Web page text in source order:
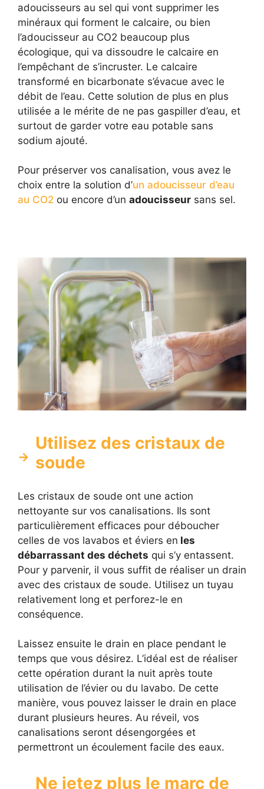
adoucisseurs au sel qui vont supprimer les
minéraux qui forment le calcaire, ou bien
l’adoucisseur au CO2 beaucoup plus
écologique, qui va dissoudre le calcaire en
l’empêchant de s’incruster. Le calcaire
transformé en bicarbonate s’évacue avec le
débit de l’eau. Cette solution de plus en plus
utilisée a le mérite de ne pas gaspiller d’eau, et
surtout de garder votre eau potable sans
sodium ajouté.
Pour préserver vos canalisation, vous avez le
choix entre la solution d’un adoucisseur d’eau
au CO2 ou encore d’un adoucisseur sans sel.
Utilisez des cristaux de
soude
Les cristaux de soude ont une action
nettoyante sur vos canalisations. Ils sont
particulièrement efficaces pour déboucher
celles de vos lavabos et éviers en les
débarrassant des déchets qui s’y entassent.
Pour y parvenir, il vous suffit de réaliser un drain
avec des cristaux de soude. Utilisez un tuyau
relativement long et perforez-le en
conséquence.
Laissez ensuite le drain en place pendant le
temps que vous désirez. L’idéal est de réaliser
cette opération durant la nuit après toute
utilisation de l’évier ou du lavabo. De cette
manière, vous pouvez laisser le drain en place
durant plusieurs heures. Au réveil, vos
canalisations seront désengorgées et
permettront un écoulement facile des eaux.
Ne jetez plus le marc de